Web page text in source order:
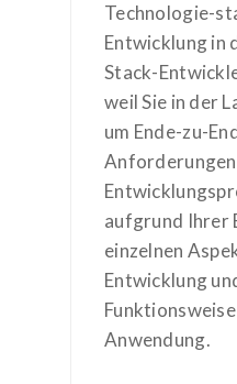
Technologie-
Entwicklung in
Stack-
weil Sie in der
um Ende-zu-
aufgrund Ihrer
einzelnen
Entwicklung
Anwendung.